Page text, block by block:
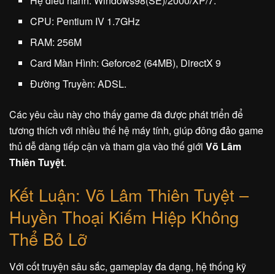
CPU: Pentium IV 1.7GHz
RAM: 256M
Card Màn Hình: Geforce2 (64MB), DirectX 9
Đường Truyền: ADSL.
Các yêu cầu này cho thấy game đã được phát triển để
tương thích với nhiều thế hệ máy tính, giúp đông đảo game
thủ dễ dàng tiếp cận và tham gia vào thế giới Võ Lâm
Thiên Tuyệt.
Kết Luận: Võ Lâm Thiên Tuyệt –
Huyền Thoại Kiếm Hiệp Không
Thể Bỏ Lỡ
Với cốt truyện sâu sắc, gameplay đa dạng, hệ thống kỹ